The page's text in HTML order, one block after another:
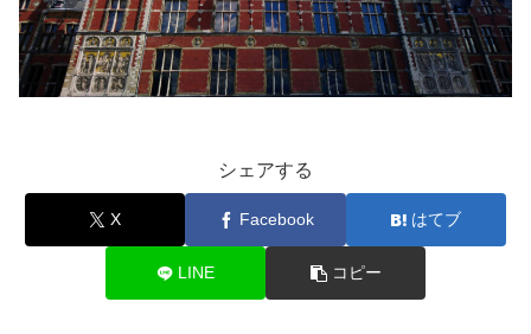
シェアする
X Facebook はてブ
LINE コピー